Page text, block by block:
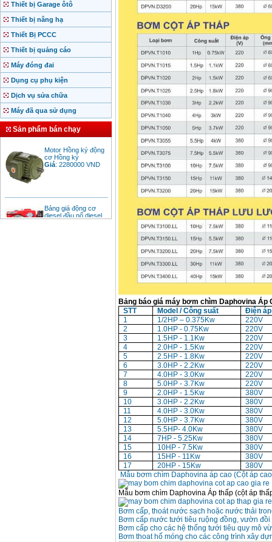
Thiết bị Garage ôtô
Thiết bị nâng hạ
Thiết Bị PCCC
Thiết bị quảng cáo
Máy đóng đai
Dụng cụ phụ kiện
Dịch vụ sửa chữa
Máy đã qua sử dụng
Sản phẩm bán chạy
cơ Hồng ký
Giá:2280000
Bảng giá động cơ
diesel đầu nổ diesel
Giá:6500000 VND
Bảng báo giá máy bơm chìm Daphovina Áp
STT
Model / Công suất
Điện áp
1
1/2HP – 0.375Kw
220V
2
1.0HP - 0.75Kw
220V
3
1.5HP - 1.1Kw
220V
4
2.0HP - 1.5Kw
220V
5
2.5HP - 1.8Kw
220V
6
3.0HP - 2.2Kw
220V
7
4.0HP - 3.0Kw
220V
8
5.0HP - 3.7Kw
220V
9
2.0HP - 1.5Kw
380V
10
3.0HP - 2.2Kw
380V
11
4.0HP - 3.0Kw
380V
12
5.0HP - 3.7Kw
380V
13
5.5HP- 4.0Kw
380V
14
7HP - 5.25Kw
380V
15
10HP - 7.5Kw
380V
16
15HP - 11Kw
380V
17
20HP - 15Kw
380V
Mẫu bơm chìm Daphovina áp cao (Cột áp
Mẫu bơm chìm Daphovina Áp thấp (cột áp
Bơm cấp, thoát nước sạch hoặc nước thải
Bơm cấp nước tưới tiêu ruộng đồng, vườn đồi
Bơm cấp cho các hệ thống tưới tiêu quy mô
Bơm thoat hố móng cho các công trình xây